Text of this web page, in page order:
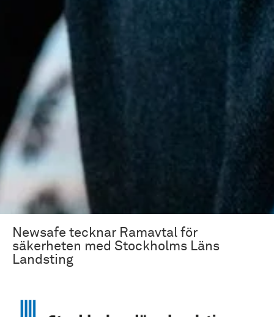
Newsafe tecknar Ramavtal för
säkerheten med Stockholms Läns
Landsting